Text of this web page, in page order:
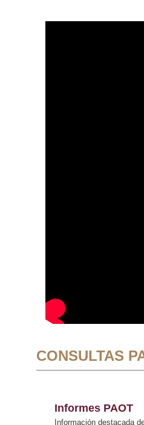
CONSULTAS
Informes PAOT
Información destacada